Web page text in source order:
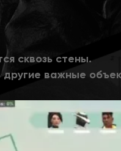
сквозь стены.
другие важные